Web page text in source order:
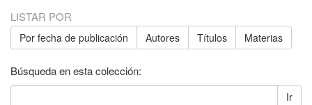
LISTAR POR
Por fecha de publicación Autores Títulos Materias
Búsqueda en esta colección:
Ir